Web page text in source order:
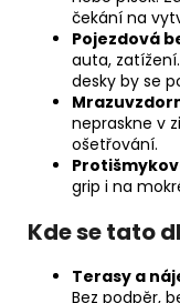
čekání na
Pojezdová
auta,
desky by se
nepraskne v
ošetřování.
grip i na
Kde se tato
Terasy a
Bez podpěr,